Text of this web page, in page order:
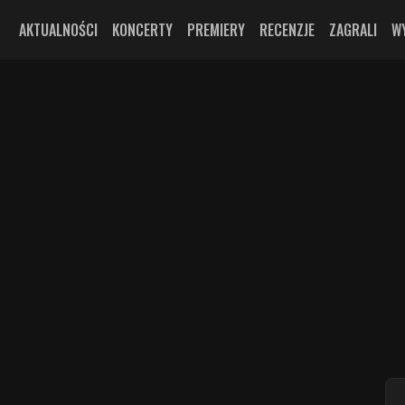
AKTUALNOŚCI KONCERTY PREMIERY RECENZJE ZAGRALI